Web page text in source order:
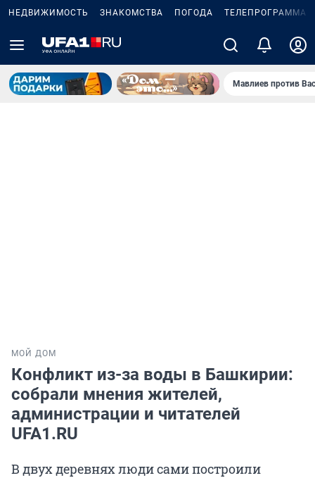
НЕДВИЖИМОСТЬ ЗНАКОМСТВА ПОГОДА ТЕЛЕПРОГРАММА
Мавлиев против
МОЙ ДОМ
Конфликт из-за воды в Башкирии:
собрали мнения жителей,
администрации и читателей
UFA1.RU
В двух деревнях люди сами построили